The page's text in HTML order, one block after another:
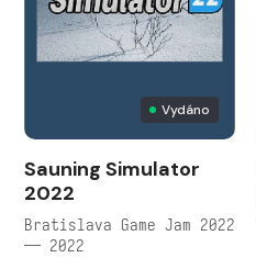
Vydáno
Sauning Simulator
2022
Bratislava Game Jam 2022
— 2022